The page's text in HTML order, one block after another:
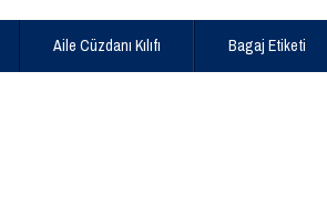
Aile Cüzdanı Kılıfı Bagaj Etiketi